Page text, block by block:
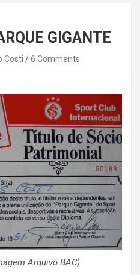
GIGANTE
Costi 6 Comments
Arquivo BAC)